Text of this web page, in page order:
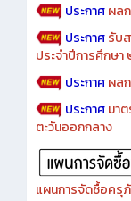
ประกาศผล
ประกาศรับ
ประจำปีการศึกษ
ประกาศผล
ประกาศมา
ตะวันออกกลาง
แผนการจัดซื้อค